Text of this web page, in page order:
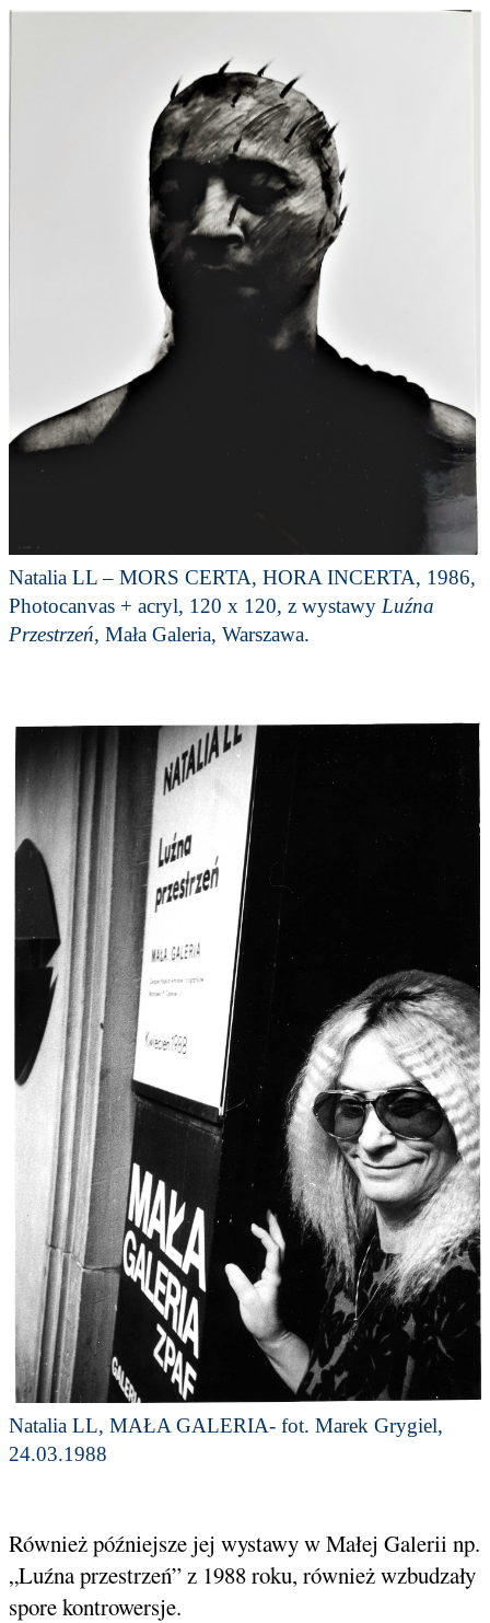
Natalia LL – MORS CERTA, HORA INCERTA, 1986,
Photocanvas + acryl, 120 x 120, z wystawy Luźna
Przestrzeń, Mała Galeria, Warszawa.
Natalia LL, MAŁA GALERIA- fot. Marek Grygiel,
24.03.1988
Również późniejsze jej wystawy w Małej Galerii np.
„Luźna przestrzeń” z 1988 roku, również wzbudzały
spore kontrowersje.